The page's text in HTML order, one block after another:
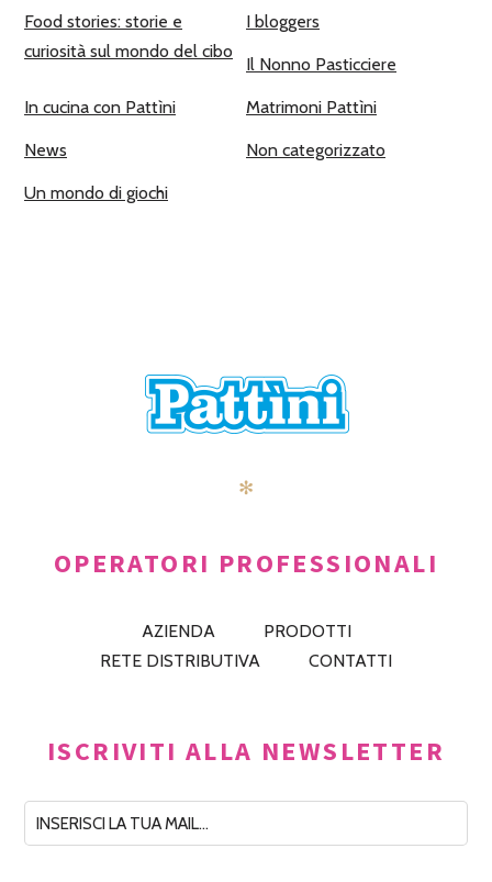
Food stories: storie e
curiosità sul mondo del cibo
I bloggers
Il Nonno Pasticciere
In cucina con Pattìni Matrimoni Pattìni
News Non categorizzato
Un mondo di giochi
✻
OPERATORI PROFESSIONALI
AZIENDA
PRODOTTI
RETE DISTRIBUTIVA
CONTATTI
ISCRIVITI ALLA NEWSLETTER